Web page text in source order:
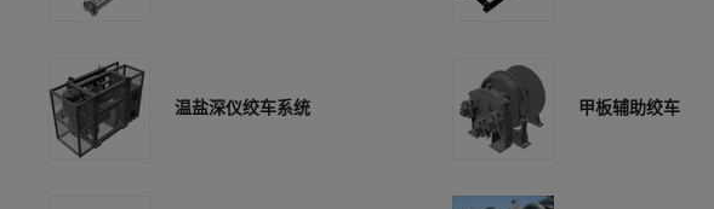
温盐深仪绞车系统 甲板辅助绞车